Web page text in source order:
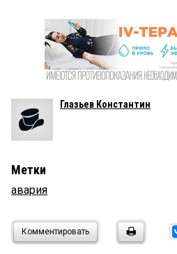
Глазьев Константин
Метки
авария
Комментировать